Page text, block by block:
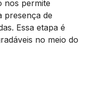
nos permite
presença de
Essa etapa é
no meio do